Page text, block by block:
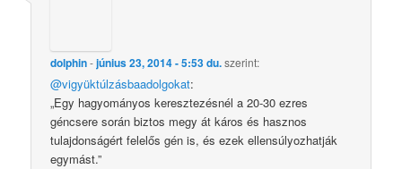
dolphin-június 23, 2014 - 5:53 du.szerint:
@vigyüktúlzásbaadolgokat:
„Egy hagyományos keresztezésnél a 20-30 ezres
géncsere során biztos megy át káros és hasznos
tulajdonságért felelős gén is, és ezek ellensúlyozhatják
egymást.”